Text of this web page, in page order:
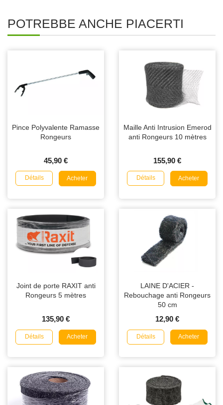
POTREBBE ANCHE PIACERTI
Pince Polyvalente Ramasse
Rongeurs
45,90 €
Détails Acheter
Maille Anti Intrusion Emerod
anti Rongeurs 10 mètres
155,90 €
Détails Acheter
Joint de porte RAXIT anti
Rongeurs 5 mètres
135,90 €
Détails Acheter
LAINE D'ACIER -
Rebouchage anti Rongeurs
50 cm
12,90 €
Détails Acheter